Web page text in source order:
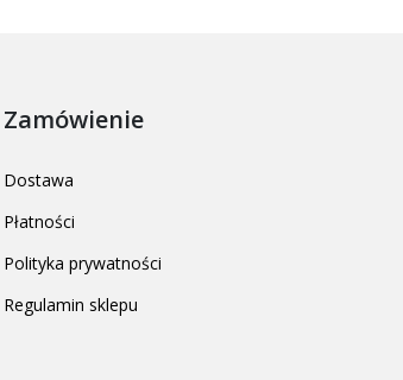
Zamówienie
Dostawa
Płatności
Polityka prywatności
Regulamin sklepu